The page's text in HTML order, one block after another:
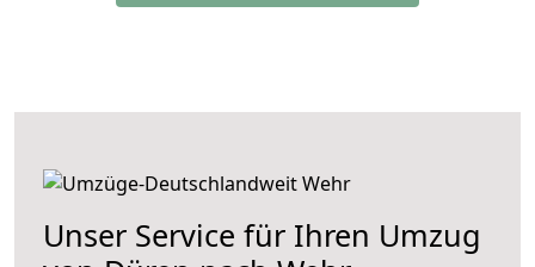
Unser Service für Ihren Umzug